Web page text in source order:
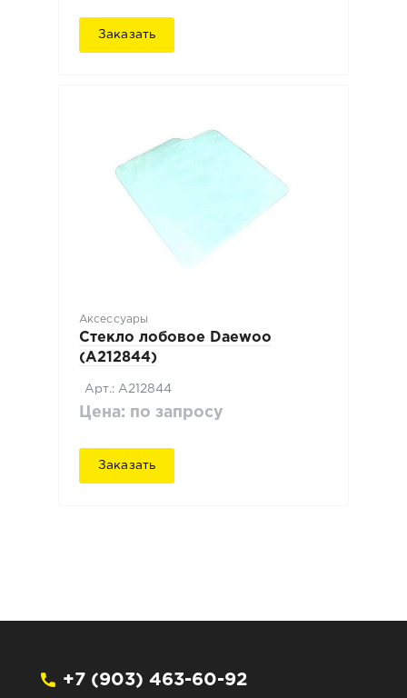
Заказать
Аксессуары
Стекло лобовое Daewoo
(A212844)
Арт.: A212844
Цена: по запросу
Заказать
+7 (903) 463-60-92